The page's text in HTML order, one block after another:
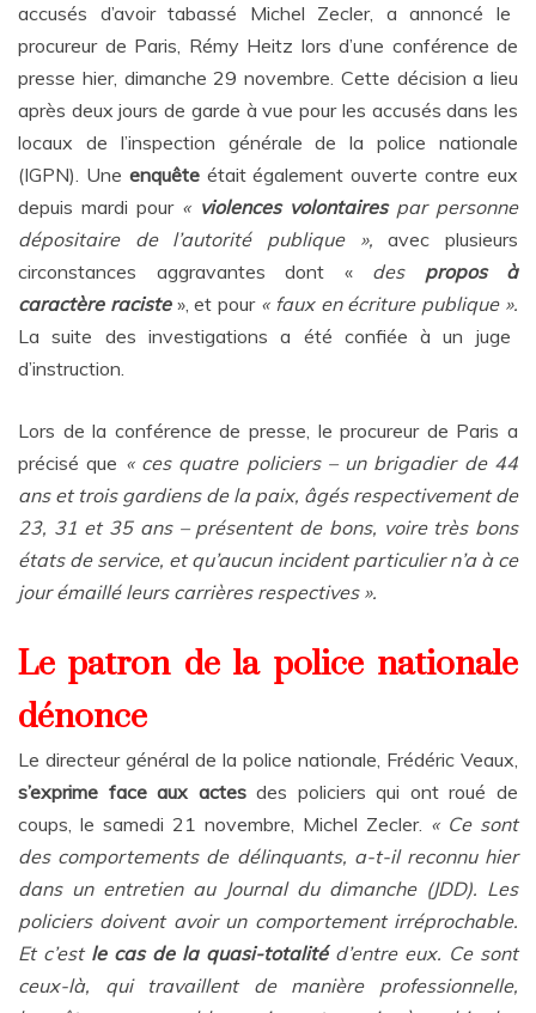
accusés d’avoir tabassé Michel Zecler, a annoncé le
procureur de Paris, Rémy Heitz lors d’une conférence de
presse hier, dimanche 29 novembre. Cette décision a lieu
après deux jours de garde à vue pour les accusés dans les
locaux de l’inspection générale de la police nationale
(IGPN). Une enquêteétait également ouverte contre eux
depuis mardi pour « violences volontairespar personne
dépositaire de l’autorité publique », avec plusieurs
circonstances aggravantes dont « des propos à
caractère raciste», et pour « faux en écriture publique ».
La suite des investigations a été confiée à un juge
d’instruction.
Lors de la conférence de presse, le procureur de Paris a
précisé que « ces quatre policiers – un brigadier de 44
ans et trois gardiens de la paix, âgés respectivement de
23, 31 et 35 ans – présentent de bons, voire très bons
états de service, et qu’aucun incident particulier n’a à ce
jour émaillé leurs carrières respectives ».
Le patron de la police nationale
dénonce
Le directeur général de la police nationale, Frédéric Veaux,
s’exprime face aux actesdes policiers qui ont roué de
coups, le samedi 21 novembre, Michel Zecler. « Ce sont
des comportements de délinquants, a-t-il reconnu hier
dans un entretien au Journal du dimanche (JDD). Les
policiers doivent avoir un comportement irréprochable.
Et c’est le cas de la quasi-totalitéd’entre eux. Ce sont
ceux-là, qui travaillent de manière professionnelle,